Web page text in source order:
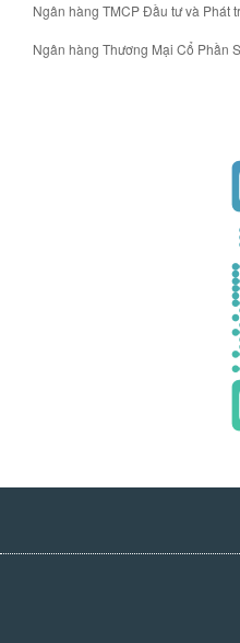
Ngân hàng TMCP Đầu tư và Phát
Ngân hàng Thương Mại Cổ Phần